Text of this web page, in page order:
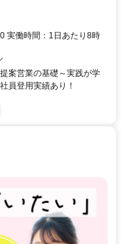
実働時間：1日あたり8時
業の基礎～実践が学
員登用実績あり！